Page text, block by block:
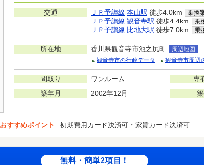
交通 ＪＲ予讃線 本山駅 徒歩4.0km 乗換
ＪＲ予讃線 観音寺駅 徒歩4.4km 乗
ＪＲ予讃線 比地大駅 徒歩7.0km 乗
所在地 香川県観音寺市池之尻町
周辺地図
観音寺市の行政データ
観音寺市周辺
間取り ワンルーム 専
築年月 2002年12月
おすすめポイント 初期費用カード決済可・家賃カード決済可
無料・簡単2項目！